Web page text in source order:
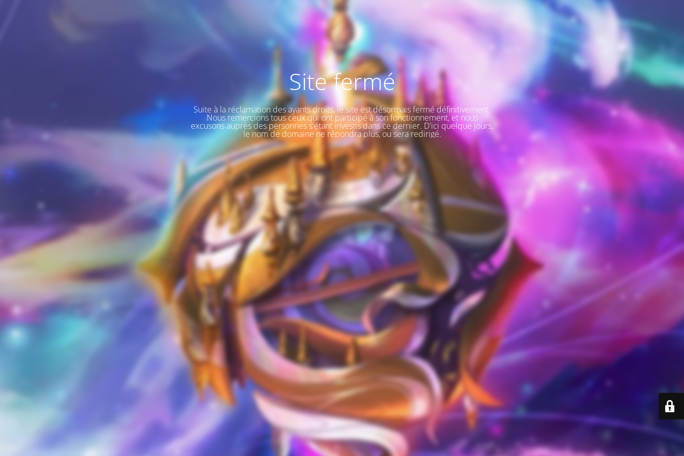
Site fermé
Suite à la réclamation des ayants droits, le site est désormais fermé définitivement.
Nous remercions tous ceux qui ont participé à son fonctionnement, et nous
excusons auprès des personnes s'étant investis dans ce dernier. D'ici quelque jours,
le nom de domaine ne répondra plus, ou sera redirigé.